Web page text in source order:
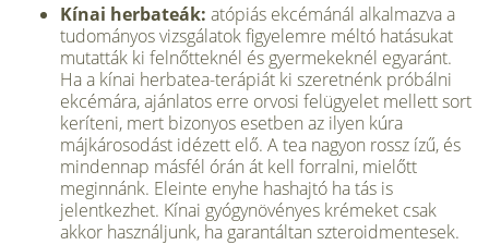
Kínai herbateák: atópiás ekcémánál alkalmazva a
tudo­mányos vizsgálatok figyelemre méltó hatásukat
mutatták ki felnőtteknél és gyermekeknél egyaránt.
Ha a kínai herbatea-terápiát ki szeretnénk próbálni
ekcémára, ajánlatos erre orvosi felügyelet mellett sort
keríteni, mert bizonyos esetben az ilyen kúra
májkárosodást idézett elő. A tea nagyon rossz ízű, és
mindennap másfél órán át kell forralni, mielőtt
meginnánk. Eleinte enyhe hashajtó ha tás is
jelentkezhet. Kínai gyógynövényes krémeket csak
akkor használjunk, ha garantáltan szteroidmentesek.